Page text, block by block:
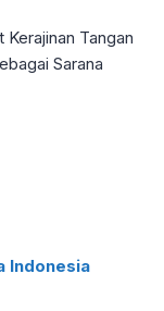
Tangan
Sarana
Indonesia